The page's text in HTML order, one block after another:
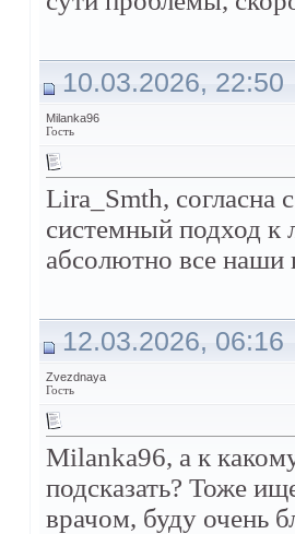
10.03.2026, 22:50
Milanka96
Гость
Lira_Smth, согласна
системный подход к
абсолютно все наши
12.03.2026, 06:16
Zvezdnaya
Гость
Milanka96, а к
подсказать? Тоже
врачом, буду очень